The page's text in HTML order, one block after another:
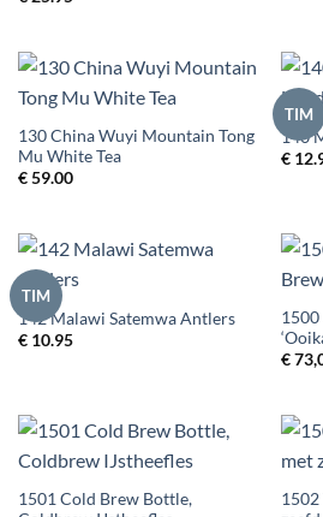
130 China Wuyi Mountain Tong
Mu White Tea
€59.00
TIM
140
€
TIM
142 Malawi Satemwa Antlers
€10.95
€
1501 Cold Brew Bottle,
1502